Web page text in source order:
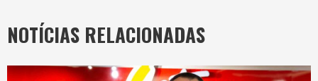
NOTÍCIAS RELACIONADAS